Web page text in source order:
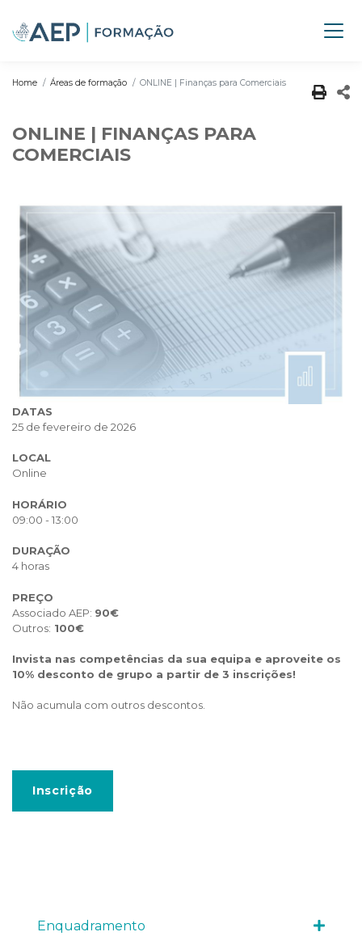
Home Áreas de formação ONLINE | Finanças para Comerciais
ONLINE | FINANÇAS PARA
COMERCIAIS
DATAS
25 de fevereiro de 2026
LOCAL
Online
HORÁRIO
09:00 - 13:00
DURAÇÃO
4 horas
PREÇO
Associado AEP: 90€
Outros: 100€
Invista nas competências da sua equipa e aproveite os
10% desconto de grupo a partir de 3 inscrições!
Não acumula com outros descontos.
Inscrição
Enquadramento